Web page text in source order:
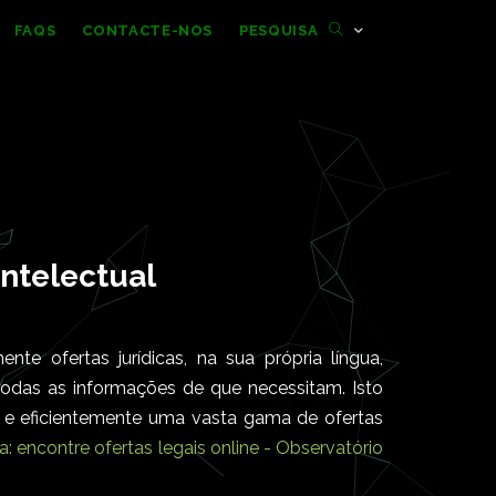
FAQS CONTACTE-NOS PESQUISA
ofertas jurídicas, na sua própria língua,
as informações de que necessitam. Isto
eficientemente uma vasta gama de ofertas
encontre ofertas legais online - Observatório